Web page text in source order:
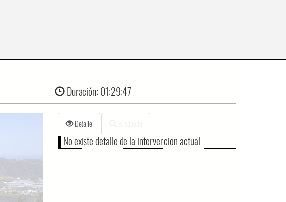
Duración: 01:29:47
Detalle
No existe detalle de la intervencion actual